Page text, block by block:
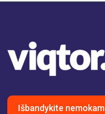
Išbandykite